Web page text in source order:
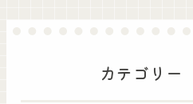
カテゴリー